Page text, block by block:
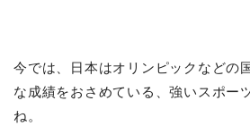
今では、日本はオリンピックなどの
な成績をおさめている、強いスポー
ね。